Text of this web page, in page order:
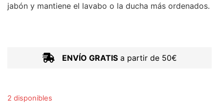
jabón y mantiene el lavabo o la ducha más ordenados.
ENVÍO GRATISa partir de 50€
2 disponibles